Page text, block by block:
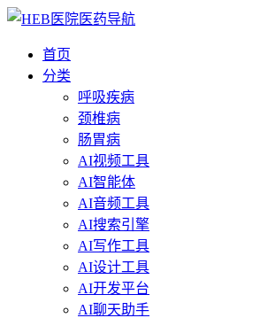
首页
分类
呼吸疾病
颈椎病
肠胃病
AI视频工具
AI智能体
AI音频工具
AI搜索引擎
AI写作工具
AI设计工具
AI开发平台
AI聊天助手